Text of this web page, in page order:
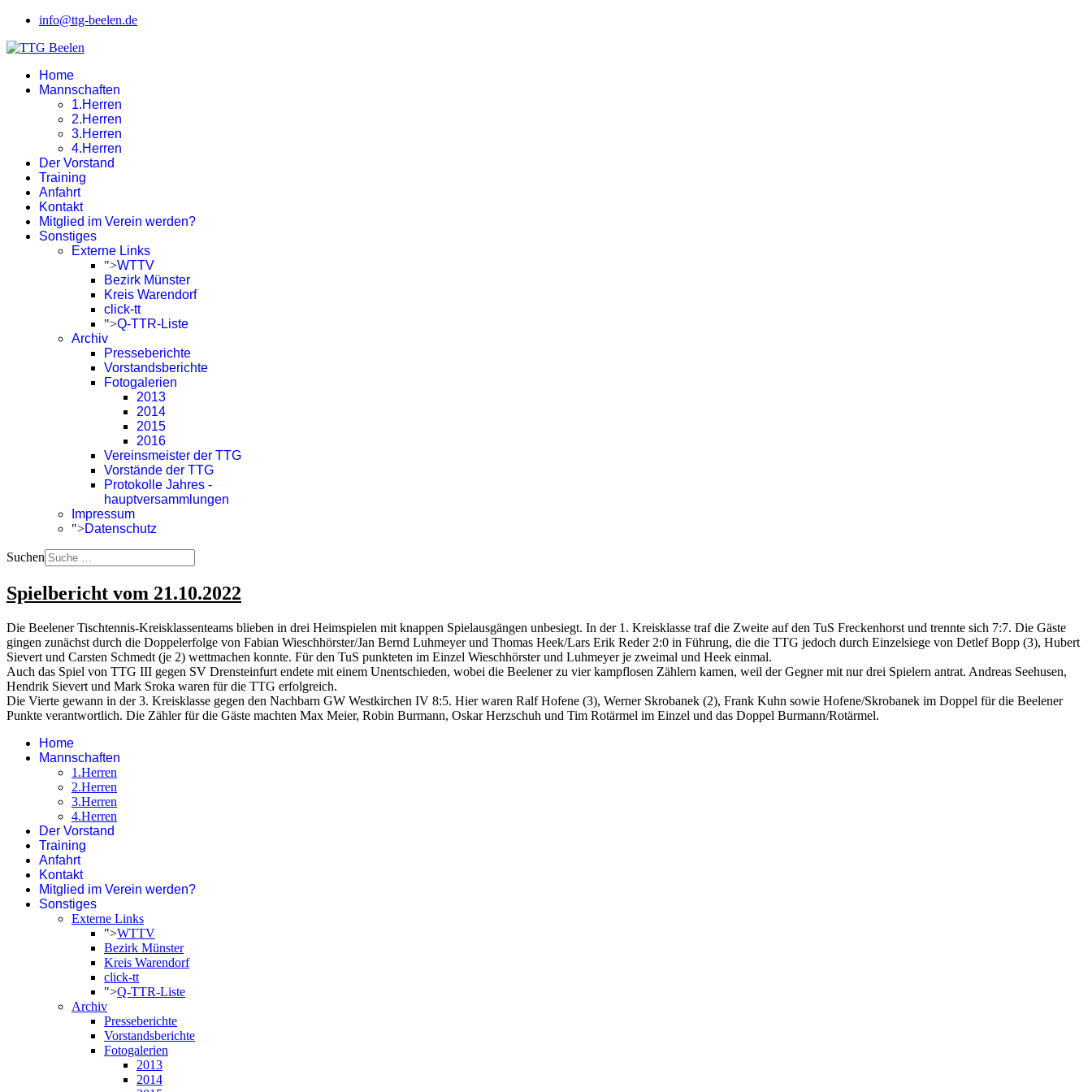
info@ttg-beelen.de
Home
Mannschaften
1.Herren
2.Herren
3.Herren
4.Herren
Der Vorstand
Training
Anfahrt
Kontakt
Mitglied im Verein werden?
Sonstiges
Externe Links
">WTTV
Bezirk Münster
Kreis Warendorf
click-tt
">Q-TTR-Liste
Archiv
Presseberichte
Vorstandsberichte
Fotogalerien
2013
2014
2015
2016
Vereinsmeister der TTG
Vorstände der TTG
Protokolle Jahres -
hauptversammlungen
Impressum
">Datenschutz
Suchen
Spielbericht vom 21.10.2022
Die Beelener Tischtennis-Kreisklassenteams blieben in drei Heimspielen mit knappen Spielausgängen unbesiegt. In der 1. Kreisklasse traf die Zweite auf den TuS Freckenhorst und trennte sich 7:7. Die Gäste
gingen zunächst durch die Doppelerfolge von Fabian Wieschhörster/Jan Bernd Luhmeyer und Thomas Heek/Lars Erik Reder 2:0 in Führung, die die TTG jedoch durch Einzelsiege von Detlef Bopp (3), Hubert
Sievert und Carsten Schmedt (je 2) wettmachen konnte. Für den TuS punkteten im Einzel Wieschhörster und Luhmeyer je zweimal und Heek einmal.
Auch das Spiel von TTG III gegen SV Drensteinfurt endete mit einem Unentschieden, wobei die Beelener zu vier kampflosen Zählern kamen, weil der Gegner mit nur drei Spielern antrat. Andreas Seehusen,
Hendrik Sievert und Mark Sroka waren für die TTG erfolgreich.
Die Vierte gewann in der 3. Kreisklasse gegen den Nachbarn GW Westkirchen IV 8:5. Hier waren Ralf Hofene (3), Werner Skrobanek (2), Frank Kuhn sowie Hofene/Skrobanek im Doppel für die Beelener
Punkte verantwortlich. Die Zähler für die Gäste machten Max Meier, Robin Burmann, Oskar Herzschuh und Tim Rotärmel im Einzel und das Doppel Burmann/Rotärmel.
Home
Mannschaften
1.Herren
2.Herren
3.Herren
4.Herren
Der Vorstand
Training
Anfahrt
Kontakt
Mitglied im Verein werden?
Sonstiges
Externe Links
">WTTV
Bezirk Münster
Kreis Warendorf
click-tt
">Q-TTR-Liste
Archiv
Presseberichte
Vorstandsberichte
Fotogalerien
2013
2014